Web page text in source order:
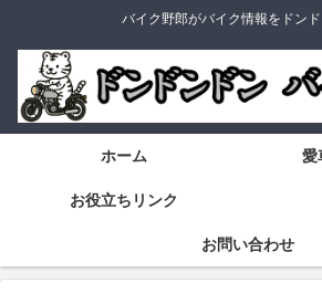
バイク野郎がバイク情報をドンド
ホーム 愛
お役立ちリンク
お問い合わせ